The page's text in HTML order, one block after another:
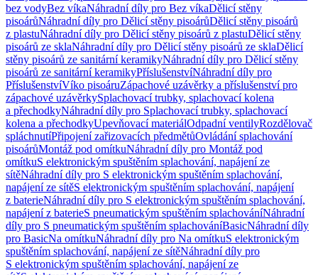
bez vodyBez víkaNáhradní díly pro Bez víkaDělicí stěny
pisoárůNáhradní díly pro Dělicí stěny pisoárůDělicí stěny pisoárů
z plastuNáhradní díly pro Dělicí stěny pisoárů z plastuDělicí stěny
pisoárů ze sklaNáhradní díly pro Dělicí stěny pisoárů ze sklaDělicí
stěny pisoárů ze sanitární keramikyNáhradní díly pro Dělicí stěny
pisoárů ze sanitární keramikyPříslušenstvíNáhradní díly pro
PříslušenstvíVíko pisoáruZápachové uzávěrky a příslušenství pro
zápachové uzávěrkySplachovací trubky, splachovací kolena
a přechodkyNáhradní díly pro Splachovací trubky, splachovací
kolena a přechodkyUpevňovací materiálOdpadní ventilyRozdělovač
spláchnutíPřipojení zařizovacích předmětůOvládání splachování
pisoárůMontáž pod omítkuNáhradní díly pro Montáž pod
omítkuS elektronickým spuštěním splachování, napájení ze
sítěNáhradní díly pro S elektronickým spuštěním splachování,
napájení ze sítěS elektronickým spuštěním splachování, napájení
z baterieNáhradní díly pro S elektronickým spuštěním splachování,
napájení z baterieS pneumatickým spuštěním splachováníNáhradní
díly pro S pneumatickým spuštěním splachováníBasicNáhradní díly
pro BasicNa omítkuNáhradní díly pro Na omítkuS elektronickým
spuštěním splachování, napájení ze sítěNáhradní díly pro
S elektronickým spuštěním splachování, napájení ze